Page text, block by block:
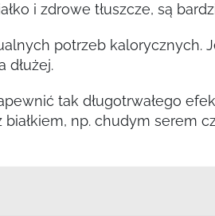
i zdrowe tłuszcze, są
potrzeb kalorycznych.
dłużej.
tak długotrwałego
np. chudym serem